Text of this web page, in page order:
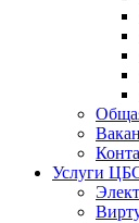
Услуги